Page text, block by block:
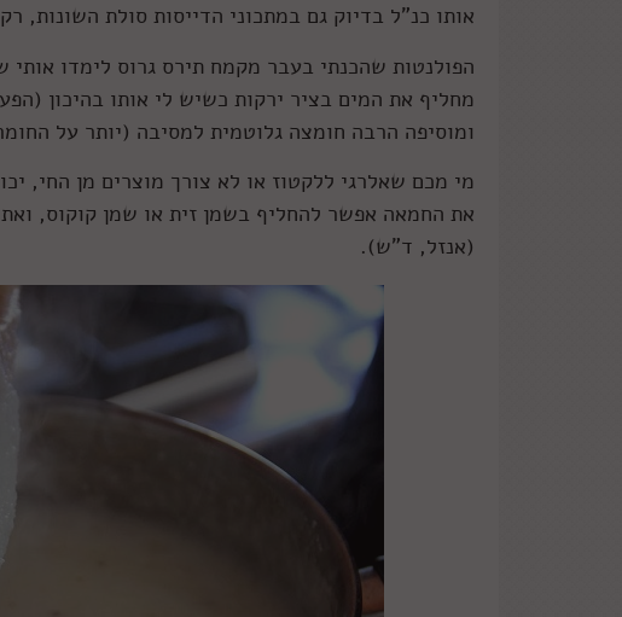
אותו כנ"ל בדיוק גם במתכוני הדייסות סולת השונות,
הפולנטות שהכנתי בעבר מקמח תירס גרוס לימדו
מחליף את המים בציר ירקות כשיש לי אותו בהיכון
ומוסיפה הרבה חומצה גלוטמית למסיבה (יותר על
מי מכם שאלרגי ללקטוז או לא צורך מוצרים מן החי,
את החמאה אפשר להחליף בשמן זית או שמן קוקוס,
(אנזל, ד"ש).